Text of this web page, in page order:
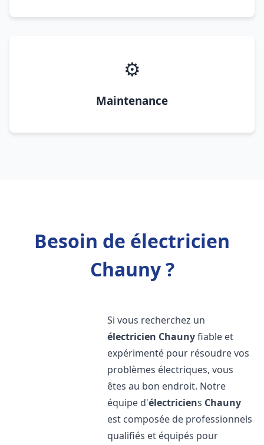
⚙️
Maintenance
Besoin de électricien
Chauny ?
Si vous recherchez un
électricien Chaunyfiable et
expérimenté pour résoudre vos
problèmes électriques, vous
êtes au bon endroit. Notre
équipe d'électriciens Chauny
est composée de professionnels
qualifiés et équipés pour